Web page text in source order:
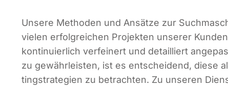
Unse­re Metho­den und Ansät­ze zur
vie­len erfolg­rei­chen Pro­jek­ten unse­rer
kon­ti­nu­ier­lich ver­fei­nert und detail­liert
zu gewähr­leis­ten, ist es ent­schei­dend, die­se
ting­stra­te­gien zu betrach­ten. Zu unse­ren